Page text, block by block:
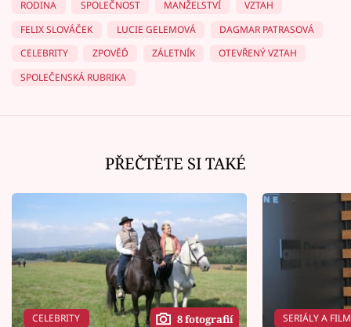
RODINA SPOLEČNOST MANŽELSTVÍ
VZTAH
FELIX SLOVÁČEK
LUCIE GELEMOVÁ
DAGMAR PATRASOVÁ
CELEBRITY
ZPOVĚĎ ZÁLETNÍK
OTEVŘENÝ VZTAH
SPOLEČENSKÁ RUBRIKA
PŘEČTĚTE SI TAKÉ
CELEBRITY 8 fotografií SERIÁLY A